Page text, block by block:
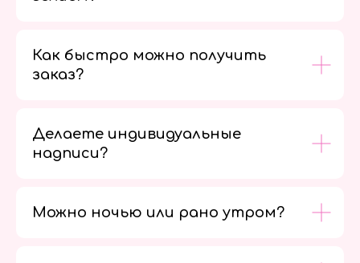
Как быстро можно получить
заказ?
Делаете индивидуальные
надписи?
Можно ночью или рано утром?